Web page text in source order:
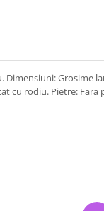
Grosime
cu rodiu. Pietre: Fara